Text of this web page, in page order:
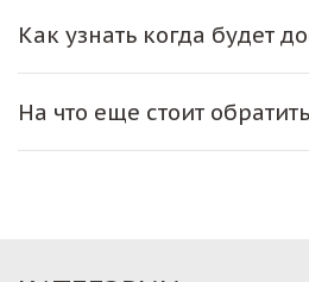
Как узнать когда будет
На что еще стоит